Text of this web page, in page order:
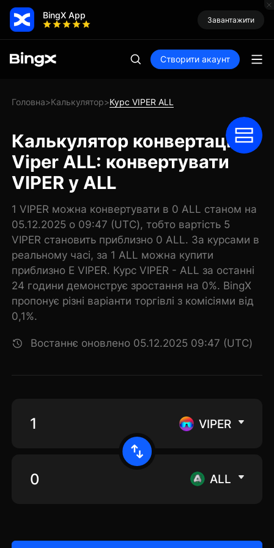
BingX App Завантажити
Створити акаунт
Головна>Калькулятор>Курс VIPER ALL
Калькулятор конвертації
Viper ALL: конвертувати
VIPER у ALL
1 VIPER можна конвертувати в 0 ALL станом на
05.12.2025 о 09:47 (UTC), тобто вартість 5
VIPER становить приблизно 0 ALL. За курсами в
реальному часі, за 1 ALL можна купити
приблизно E VIPER. Курс VIPER - ALL за останні
24 години демонструє зростання на 0%. BingX
пропонує різні варіанти торгівлі з комісіями від
0,1%.
Востаннє оновлено 05.12.2025 09:47 (UTC)
VIPER
ALL